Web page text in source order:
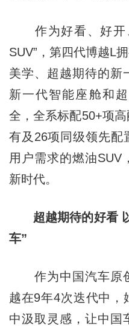
作为好看、好开
SUV”，第四代博越L
美学、超越期待的新
新一代智能座舱和
全，全系标配50+项
有及26项同级领先配
用户需求的燃油SUV
新时代。
超越期待的好看 以
车”
作为中国汽车原
越在9年4次迭代中，
中汲取灵感，让中国